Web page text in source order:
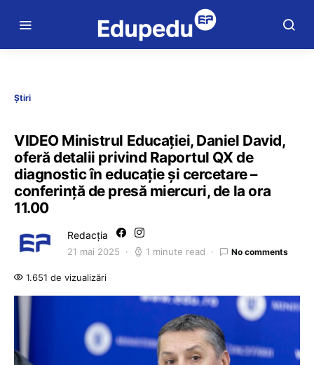
Știri
VIDEO Ministrul Educației, Daniel David,
oferă detalii privind Raportul QX de
diagnostic în educație și cercetare –
conferință de presă miercuri, de la ora
11.00
Redacția
21 mai 2025 1 minute read No comments
1.651 de vizualizări